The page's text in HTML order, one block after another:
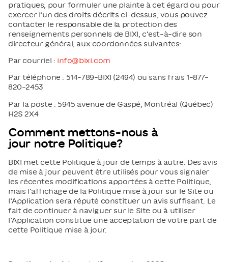
pratiques, pour formuler une plainte à cet égard ou pour
exercer l’un des droits décrits ci-dessus, vous pouvez
contacter le responsable de la protection des
renseignements personnels de BIXI, c’est-à-dire son
directeur général, aux coordonnées suivantes:
Par courriel : info@bixi.com
Par téléphone : 514-789-BIXI (2494) ou sans frais 1-877-
820-2453
Par la poste : 5945 avenue de Gaspé, Montréal (Québec)
H2S 2X4
Comment mettons-nous à
jour notre Politique?
BIXI met cette Politique à jour de temps à autre. Des avis
de mise à jour peuvent être utilisés pour vous signaler
les récentes modifications apportées à cette Politique,
mais l’affichage de la Politique mise à jour sur le Site ou
l’Application sera réputé constituer un avis suffisant. Le
fait de continuer à naviguer sur le Site ou à utiliser
l’Application constitue une acceptation de votre part de
cette Politique mise à jour.